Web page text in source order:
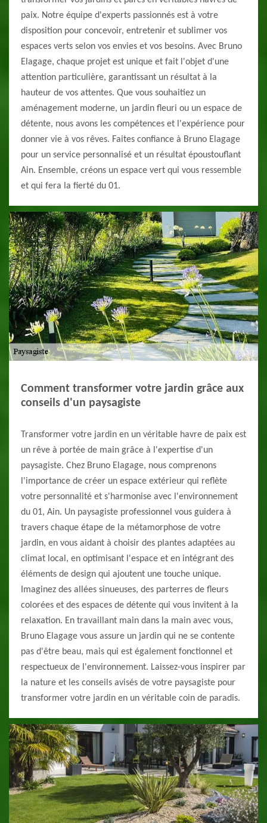
paix. Notre équipe d'experts passionnés est à votre
disposition pour concevoir, entretenir et sublimer vos
espaces verts selon vos envies et vos besoins. Avec Bruno
Elagage, chaque projet est unique et fait l'objet d'une
attention particulière, garantissant un résultat à la
hauteur de vos attentes. Que vous souhaitiez un
aménagement moderne, un jardin fleuri ou un espace de
détente, nous avons les compétences et l'expérience pour
donner vie à vos rêves. Faites confiance à Bruno Elagage
pour un service personnalisé et un résultat époustouflant
Ain. Ensemble, créons un espace vert qui vous ressemble
et qui fera la fierté du 01.
Comment transformer votre jardin grâce aux
conseils d'un paysagiste
Transformer votre jardin en un véritable havre de paix est
un rêve à portée de main grâce à l'expertise d'un
paysagiste. Chez Bruno Elagage, nous comprenons
l'importance de créer un espace extérieur qui reflète
votre personnalité et s'harmonise avec l'environnement
du 01, Ain. Un paysagiste professionnel vous guidera à
travers chaque étape de la métamorphose de votre
jardin, en vous aidant à choisir des plantes adaptées au
climat local, en optimisant l'espace et en intégrant des
éléments de design qui ajoutent une touche unique.
Imaginez des allées sinueuses, des parterres de fleurs
colorées et des espaces de détente qui vous invitent à la
relaxation. En travaillant main dans la main avec vous,
Bruno Elagage vous assure un jardin qui ne se contente
pas d'être beau, mais qui est également fonctionnel et
respectueux de l'environnement. Laissez-vous inspirer par
la nature et les conseils avisés de votre paysagiste pour
transformer votre jardin en un véritable coin de paradis.